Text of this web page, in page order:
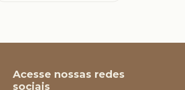
Acesse nossas redes
sociais